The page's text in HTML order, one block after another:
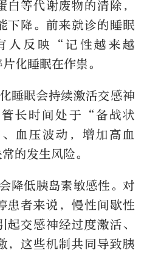
等代谢废物的清除，
下降。前来就诊的睡眠
人反映“记性越来越
化睡眠在作祟。
睡眠会持续激活交感神
长时间处于“备战状
血压波动，增加高血
的发生风险。
降低胰岛素敏感性。对
患者来说，慢性间歇性
交感神经过度激活、
，这些机制共同导致胰